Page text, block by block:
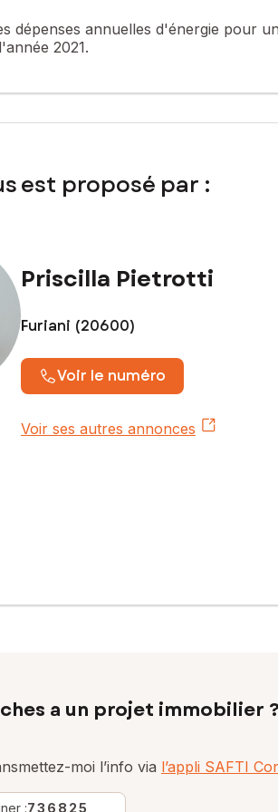
dépenses annuelles d'énergie pour
2021.
est proposé par :
Priscilla Pietrotti
Furiani (20600)
Voir le numéro
Voir ses autres annonces
a un projet immobilier ?
moi l’info via l’appli SAFTI
:736825